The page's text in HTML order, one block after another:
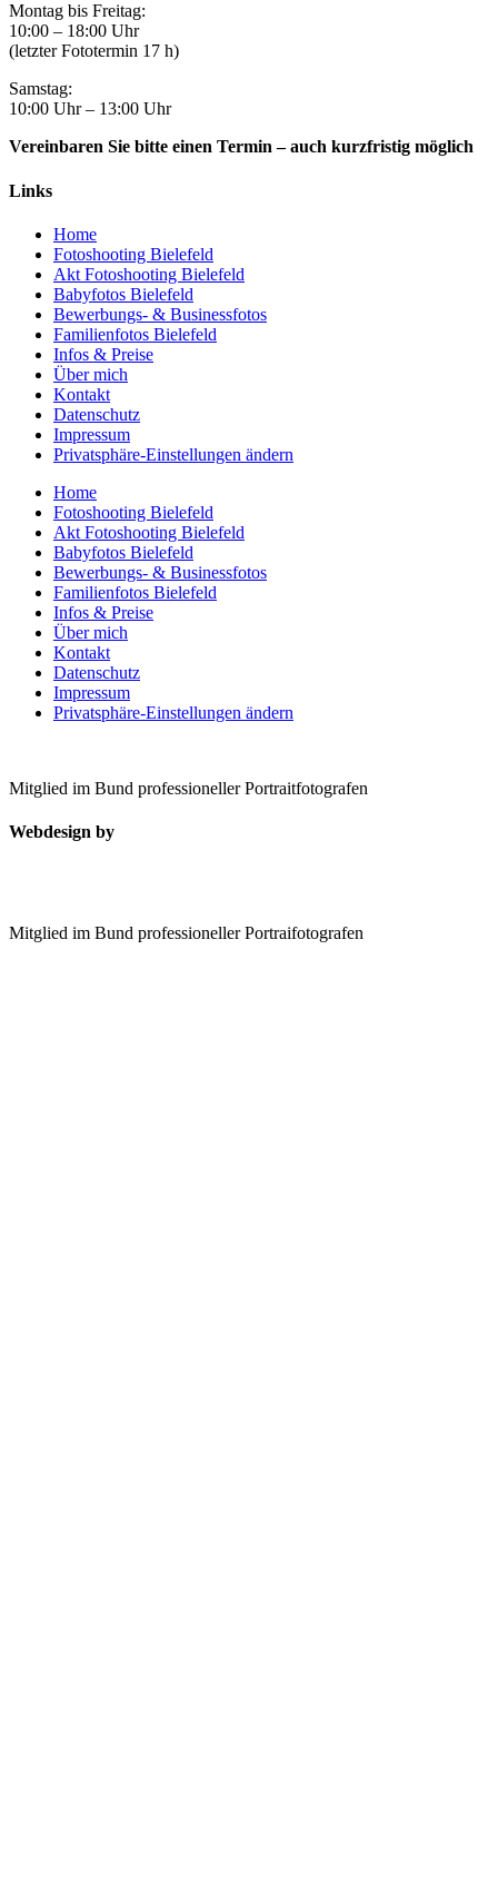
Montag bis Freitag:
10:00 – 18:00 Uhr
(letzter Fototermin 17 h)
Samstag:
10:00 Uhr – 13:00 Uhr
Vereinbaren Sie bitte einen Termin – auch kurzfristig möglich
Links
Home
Fotoshooting Bielefeld
Akt Fotoshooting Bielefeld
Babyfotos Bielefeld
Bewerbungs- & Businessfotos
Familienfotos Bielefeld
Infos & Preise
Über mich
Kontakt
Datenschutz
Impressum
Privatsphäre-Einstellungen ändern
Home
Fotoshooting Bielefeld
Akt Fotoshooting Bielefeld
Babyfotos Bielefeld
Bewerbungs- & Businessfotos
Familienfotos Bielefeld
Infos & Preise
Über mich
Kontakt
Datenschutz
Impressum
Privatsphäre-Einstellungen ändern
Mitglied im Bund professioneller Portraitfotografen
Webdesign by
Mitglied im Bund professioneller Portraifotografen